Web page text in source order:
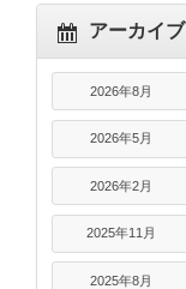
アーカイブ
2026年8月
2026年5月
2026年2月
2025年11月
2025年8月